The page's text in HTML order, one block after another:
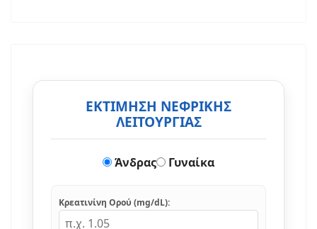
ΕΚΤΙΜΗΣΗ ΝΕΦΡΙΚΗΣ
ΛΕΙΤΟΥΡΓΙΑΣ
Άνδρας Γυναίκα
Κρεατινίνη Ορού (mg/dL):